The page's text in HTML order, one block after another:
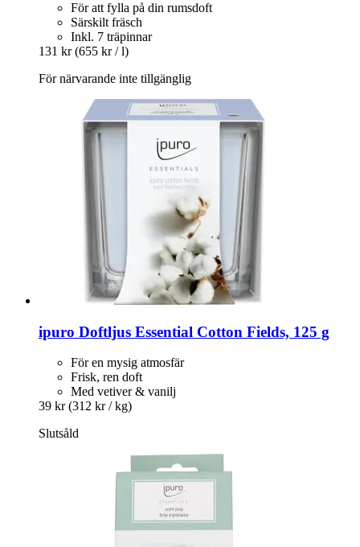
För att fylla på din rumsdoft
Särskilt fräsch
Inkl. 7 träpinnar
131 kr (655 kr / l)
För närvarande inte tillgänglig
ipuro Doftljus Essential Cotton Fields, 125 g
För en mysig atmosfär
Frisk, ren doft
Med vetiver & vanilj
39 kr (312 kr / kg)
Slutsåld